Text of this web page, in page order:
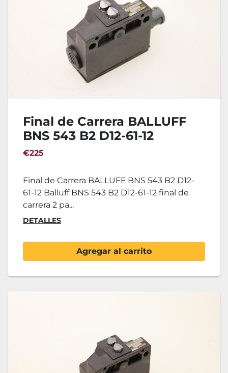
Final de Carrera BALLUFF
BNS 543 B2 D12-61-12
€225
Final de Carrera BALLUFF BNS 543 B2 D12-
61-12 Balluff BNS 543 B2 D12-61-12 final de
carrera 2 pa...
DETALLES
Agregar al carrito